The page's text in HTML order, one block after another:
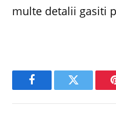
multe detalii gasiti
FacebookTwitter